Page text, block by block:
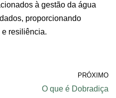
à gestão da água
proporcionando
resiliência.
PRÓXIMO
O que é Dobradiça